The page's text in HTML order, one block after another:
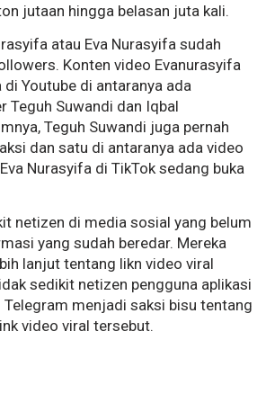
jutaan hingga belasan juta kali.
atau Eva Nurasyifa sudah
Konten video Evanurasyifa
di Youtube di antaranya ada
Teguh Suwandi dan Iqbal
Teguh Suwandi juga pernah
dan satu di antaranya ada video
Nurasyifa di TikTok sedang buka
netizen di media sosial yang belum
yang sudah beredar. Mereka
lanjut tentang likn video viral
sedikit netizen pengguna aplikasi
menjadi saksi bisu tentang
video viral tersebut.